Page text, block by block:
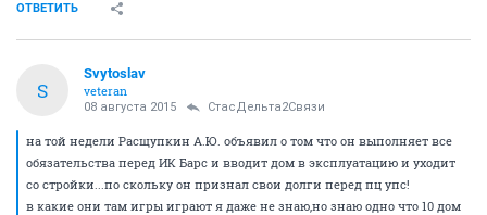
ОТВЕТИТЬ
S
Svytoslav
veteran
08 августа 2015 СтасДельта2Связи
на той недели Расщупкин А.Ю. объявил о том что он выполняет все
обязательства перед ИК Барс и вводит дом в эксплуатацию и уходит
со стройки...по скольку он признал свои долги перед пц упс!
в какие они там игры играют я даже не знаю,но знаю одно что 10 дом